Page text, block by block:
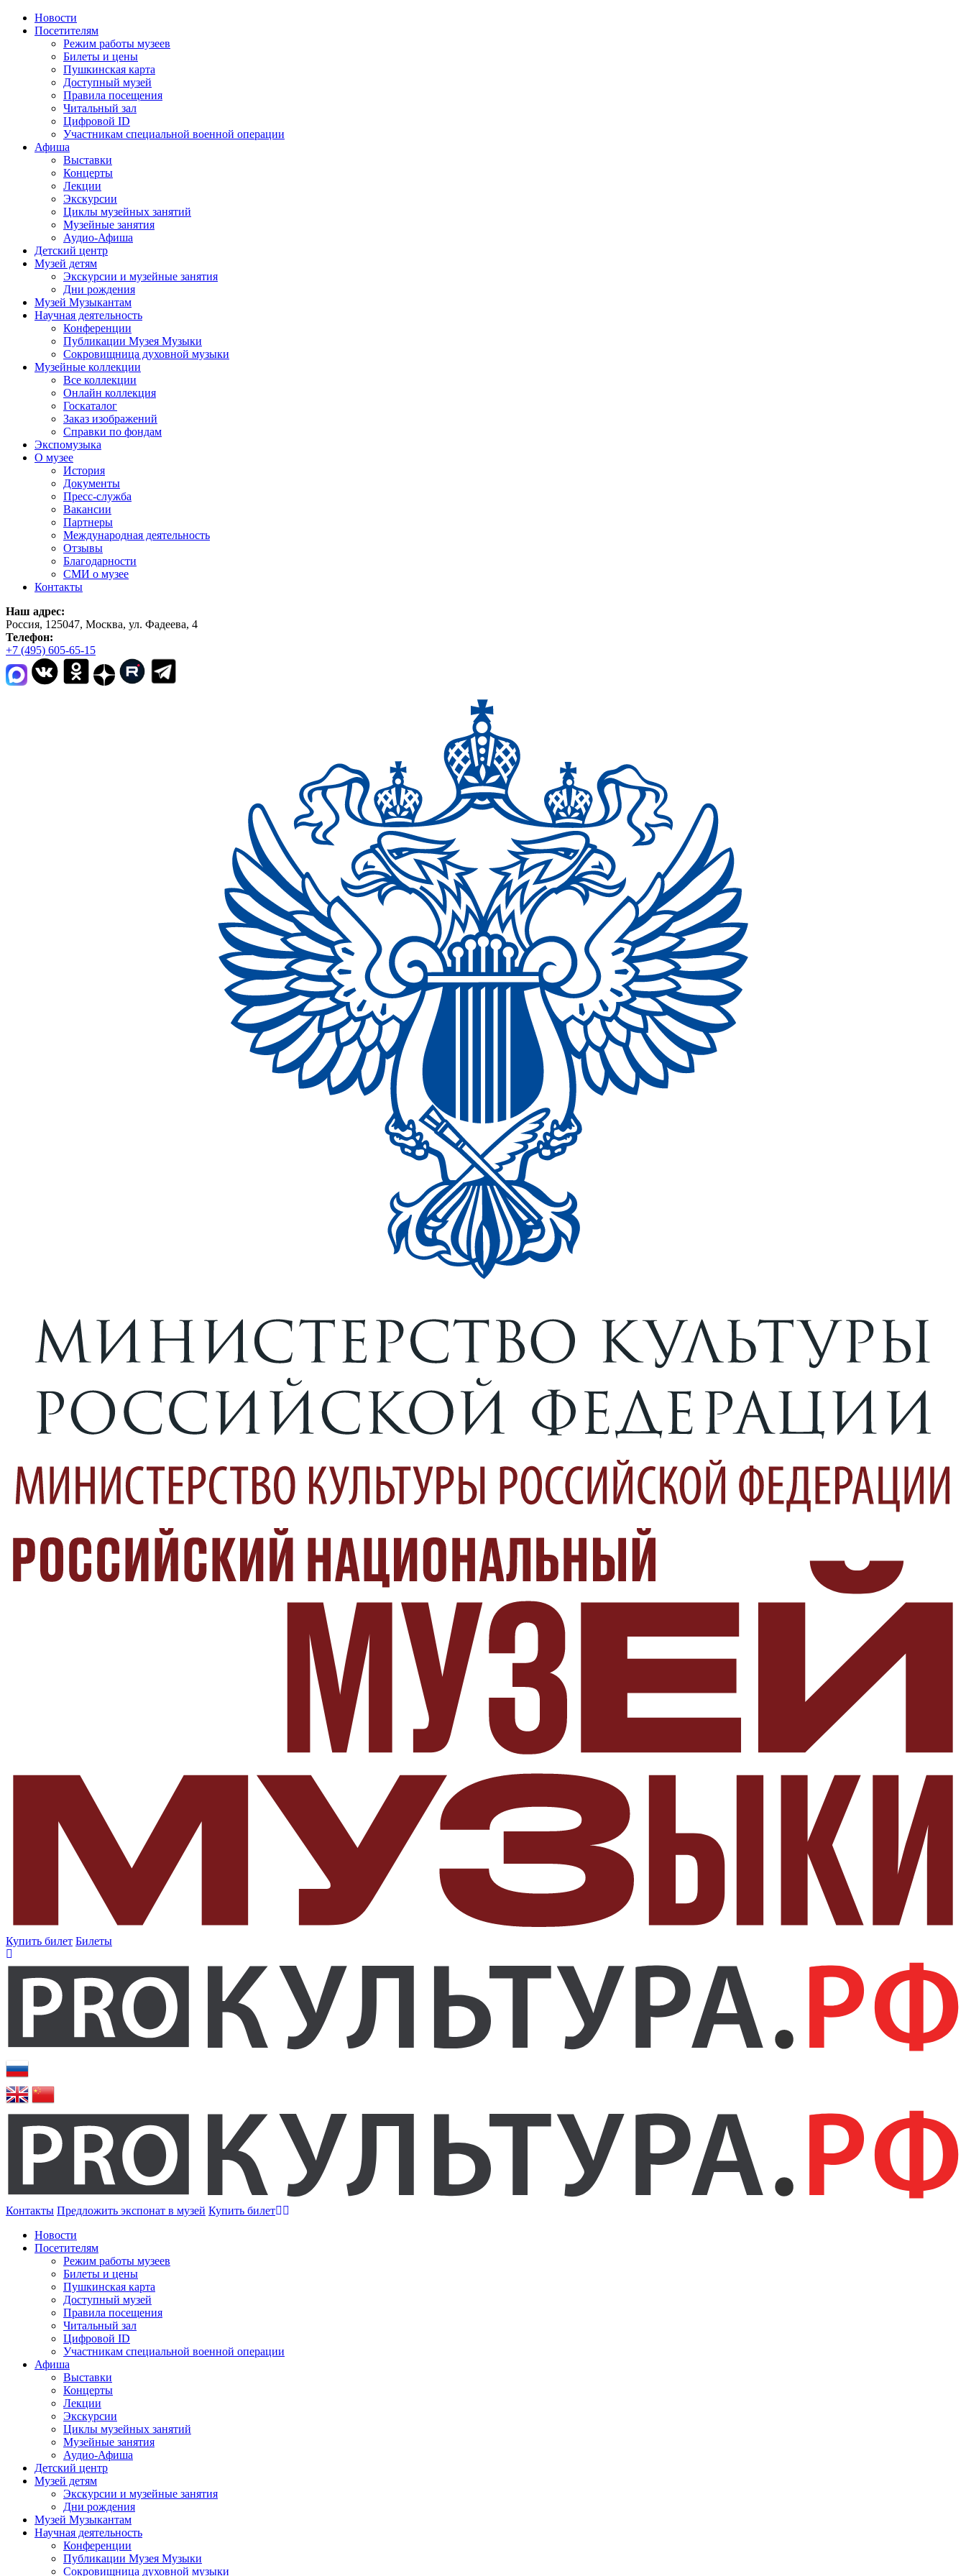
Новости
Посетителям
Режим работы музеев
Билеты и цены
Пушкинская карта
Доступный музей
Правила посещения
Читальный зал
Цифровой ID
Участникам специальной военной операции
Афиша
Выставки
Концерты
Лекции
Экскурсии
Циклы музейных занятий
Музейные занятия
Аудио-Афиша
Детский центр
Музей детям
Экскурсии и музейные занятия
Дни рождения
Музей Музыкантам
Научная деятельность
Конференции
Публикации Музея Музыки
Сокровищница духовной музыки
Музейные коллекции
Все коллекции
Онлайн коллекция
Госкаталог
Заказ изображений
Справки по фондам
Экспомузыка
О музее
История
Документы
Пресс-служба
Вакансии
Партнеры
Международная деятельность
Отзывы
Благодарности
СМИ о музее
Контакты
Наш адрес:
Россия, 125047, Москва, ул. Фадеева, 4
Телефон:
+7 (495) 605-65-15
Купить билет Билеты
Контакты Предложить экспонат в музей Купить билет
Новости
Посетителям
Режим работы музеев
Билеты и цены
Пушкинская карта
Доступный музей
Правила посещения
Читальный зал
Цифровой ID
Участникам специальной военной операции
Афиша
Выставки
Концерты
Лекции
Экскурсии
Циклы музейных занятий
Музейные занятия
Аудио-Афиша
Детский центр
Музей детям
Экскурсии и музейные занятия
Дни рождения
Музей Музыкантам
Научная деятельность
Конференции
Публикации Музея Музыки
Сокровищница духовной музыки